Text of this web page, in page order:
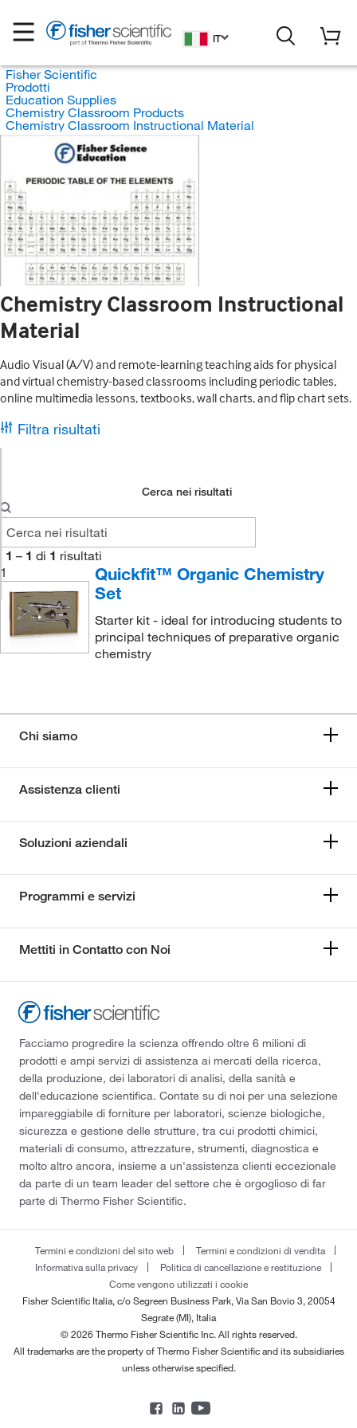
IT
Fisher Scientific
Prodotti
Education Supplies
Chemistry Classroom Products
Chemistry Classroom Instructional Material
Chemistry Classroom Instructional
Material
Audio Visual (A/V) and remote-learning teaching aids for physical
and virtual chemistry-based classrooms including periodic tables,
online multimedia lessons, textbooks, wall charts, and flip chart sets.
Filtra risultati
Cerca nei risultati
1 – 1 di 1 risultati
1
Quickfit™ Organic Chemistry
Set
Starter kit - ideal for introducing students to
principal techniques of preparative organic
chemistry
Chi siamo
Assistenza clienti
Soluzioni aziendali
Programmi e servizi
Mettiti in Contatto con Noi
Facciamo progredire la scienza offrendo oltre 6 milioni di
prodotti e ampi servizi di assistenza ai mercati della ricerca,
della produzione, dei laboratori di analisi, della sanità e
dell'educazione scientifica. Contate su di noi per una selezione
impareggiabile di forniture per laboratori, scienze biologiche,
sicurezza e gestione delle strutture, tra cui prodotti chimici,
materiali di consumo, attrezzature, strumenti, diagnostica e
molto altro ancora, insieme a un'assistenza clienti eccezionale
da parte di un team leader del settore che è orgoglioso di far
parte di Thermo Fisher Scientific.
Termini e condizioni del sito web
Termini e condizioni di vendita
Informativa sulla privacy
Politica di cancellazione e restituzione
Come vengono utilizzati i cookie
Fisher Scientific Italia, c/o Segreen Business Park, Via San Bovio 3, 20054
Segrate (MI), Italia
© 2026 Thermo Fisher Scientific Inc. All rights reserved.
All trademarks are the property of Thermo Fisher Scientific and its subsidiaries
unless otherwise specified.